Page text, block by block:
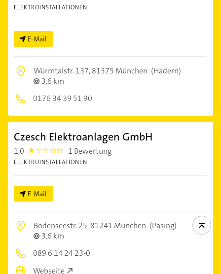
ELEKTROINSTALLATIONEN
E-Mail
Würmtalstr. 137,81375 München (Hadern)
3,6 km
0176 34 39 51 90
Czesch Elektroanlagen GmbH
1,0 1.0 1 Bewertung
ELEKTROINSTALLATIONEN
E-Mail
Bodenseestr. 25,81241 München (Pasing)
3,6 km
089 6 14 24 23-0
Webseite